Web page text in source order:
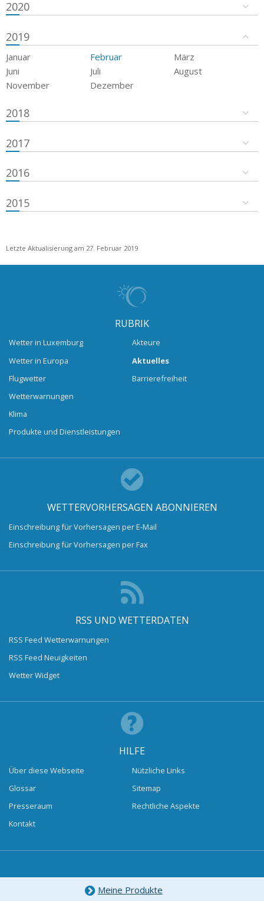
2020
2019
Januar Februar
März
Juni
Juli
August
November
Dezember
2018
2017
2016
2015
Letzte Aktualisierung am 27. Februar 2019
RUBRIK
Wetter in Luxemburg
Wetter in Europa
Flugwetter
Wetterwarnungen
Klima
Produkte und Dienstleistungen
Akteure
Aktuelles
Barrierefreiheit
WETTERVORHERSAGEN ABONNIEREN
Einschreibung für Vorhersagen per E-Mail
Einschreibung für Vorhersagen per Fax
RSS UND WETTERDATEN
RSS Feed Wetterwarnungen
RSS Feed Neuigkeiten
Wetter Widget
HILFE
Über diese Webseite
Glossar
Presseraum
Kontakt
Nützliche Links
Sitemap
Rechtliche Aspekte
Meine Produkte